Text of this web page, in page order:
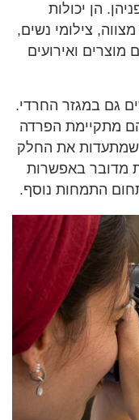
הן יכולות
צילומי נשים,
מוצרים ואירועים
גם במגזר החרדי.
מתקיימת הפרדה
שמתעדות את החלק
מדובר באפשרות
התמחות נוסף.